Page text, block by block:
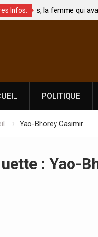
Infos:
bébé
Coopération: Le
Abidjan pour la
POLITIQUE
Yao-Bhorey Casimir
: Yao-